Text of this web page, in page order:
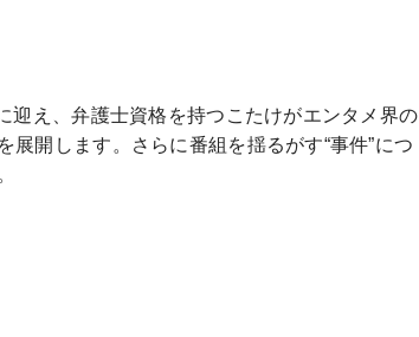
迎え、弁護士資格を持つこたけがエンタメ界の
開します。さらに番組を揺るがす“事件”につ